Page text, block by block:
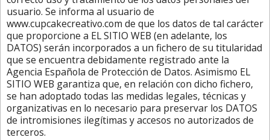
usuario. Se informa al usuario de
www.cupcakecreativo.com de que los datos de tal carácter
que proporcione a EL SITIO WEB (en adelante, los
DATOS) serán incorporados a un fichero de su titularidad
que se encuentra debidamente registrado ante la
Agencia Española de Protección de Datos. Asimismo EL
SITIO WEB garantiza que, en relación con dicho fichero,
se han adoptado todas las medidas legales, técnicas y
organizativas en lo necesario para preservar los DATOS
de intromisiones ilegítimas y accesos no autorizados de
terceros.